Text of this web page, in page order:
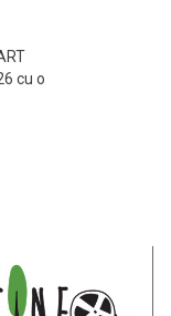
cu o